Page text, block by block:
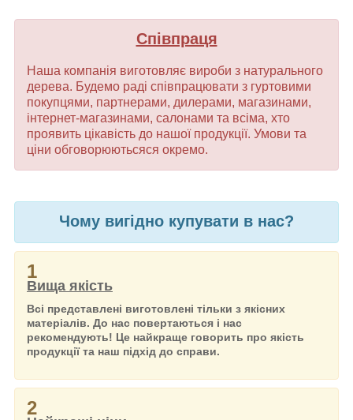
Співпраця
Наша компанія виготовляє вироби з натурального
дерева. Будемо раді співпрацювати з гуртовими
покупцями, партнерами, дилерами, магазинами,
інтернет-магазинами, салонами та всіма, хто
проявить цікавість до нашої продукції. Умови та
ціни обговорюютьсяся окремо.
Чому вигідно купувати в нас?
1
Вища якість
Всі представлені виготовлені тільки з якісних
матеріалів. До нас повертаються і нас
рекомендують! Це найкраще говорить про якість
продукції та наш підхід до справи.
2